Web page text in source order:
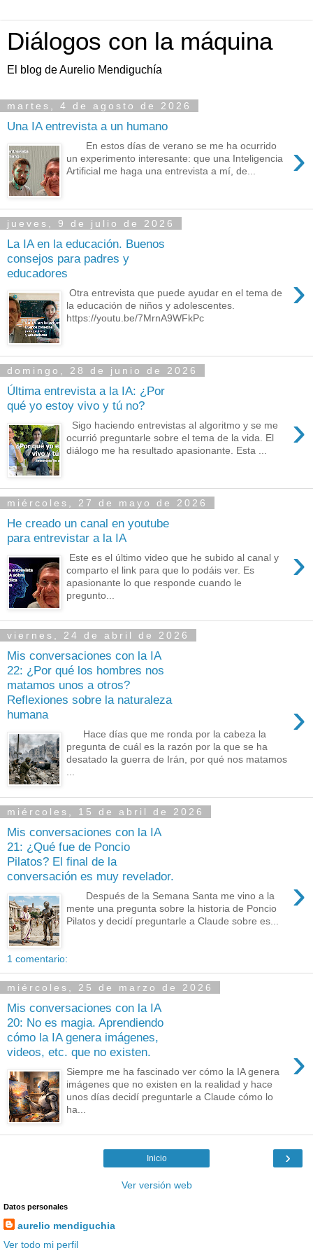
Diálogos con la máquina
El blog de Aurelio Mendiguchía
martes, 4 de agosto de 2026
Una IA entrevista a un humano
›
En estos días de verano se me ha ocurrido
un experimento interesante: que una Inteligencia
Artificial me haga una entrevista a mí, de...
jueves, 9 de julio de 2026
La IA en la educación. Buenos
consejos para padres y
educadores
›
Otra entrevista que puede ayudar en el tema de
la educación de niños y adolescentes.
https://youtu.be/7MrnA9WFkPc
domingo, 28 de junio de 2026
Última entrevista a la IA: ¿Por
qué yo estoy vivo y tú no?
›
Sigo haciendo entrevistas al algoritmo y se me
ocurrió preguntarle sobre el tema de la vida. El
diálogo me ha resultado apasionante. Esta ...
miércoles, 27 de mayo de 2026
He creado un canal en youtube
para entrevistar a la IA
›
Este es el último video que he subido al canal y
comparto el link para que lo podáis ver. Es
apasionante lo que responde cuando le
pregunto...
viernes, 24 de abril de 2026
Mis conversaciones con la IA
22: ¿Por qué los hombres nos
matamos unos a otros?
Reflexiones sobre la naturaleza
humana
›
Hace días que me ronda por la cabeza la
pregunta de cuál es la razón por la que se ha
desatado la guerra de Irán, por qué nos matamos
...
miércoles, 15 de abril de 2026
Mis conversaciones con la IA
21: ¿Qué fue de Poncio
Pilatos? El final de la
conversación es muy revelador.
›
Después de la Semana Santa me vino a la
mente una pregunta sobre la historia de Poncio
Pilatos y decidí preguntarle a Claude sobre es...
1 comentario:
miércoles, 25 de marzo de 2026
Mis conversaciones con la IA
20: No es magia. Aprendiendo
cómo la IA genera imágenes,
videos, etc. que no existen.
›
Siempre me ha fascinado ver cómo la IA genera
imágenes que no existen en la realidad y hace
unos días decidí preguntarle a Claude cómo lo
ha...
›
Inicio
Ver versión web
Datos personales
aurelio mendiguchia
Ver todo mi perfil